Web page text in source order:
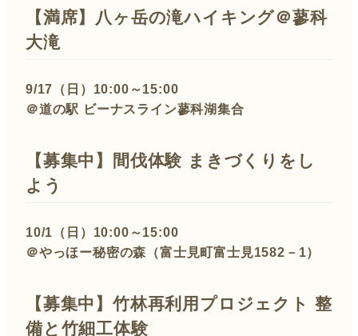
【満席】八ヶ岳の滝ハイキング＠蓼科
大滝
9/17（日）10:00～15:00
＠道の駅 ビーナスライン蓼科湖集合
【募集中】
間伐体験 まきづくりをし
よう
10/1（日）10:00～15:00
＠やっほー秘密の森（富士見町富士見1582－1）
【募集中】竹林再利用プロジェクト 整
備と竹細工体験